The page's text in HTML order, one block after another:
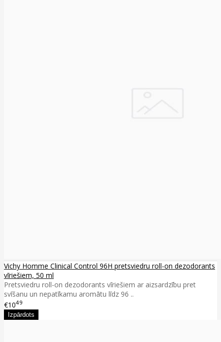
Vichy Homme Clinical Control 96H pretsviedru roll-on dezodorants
vīriešiem, 50 ml
Pretsviedru roll-on dezodorants vīriešiem ar aizsardzību pret
svīšanu un nepatīkamu aromātu līdz 96 ..
€1049